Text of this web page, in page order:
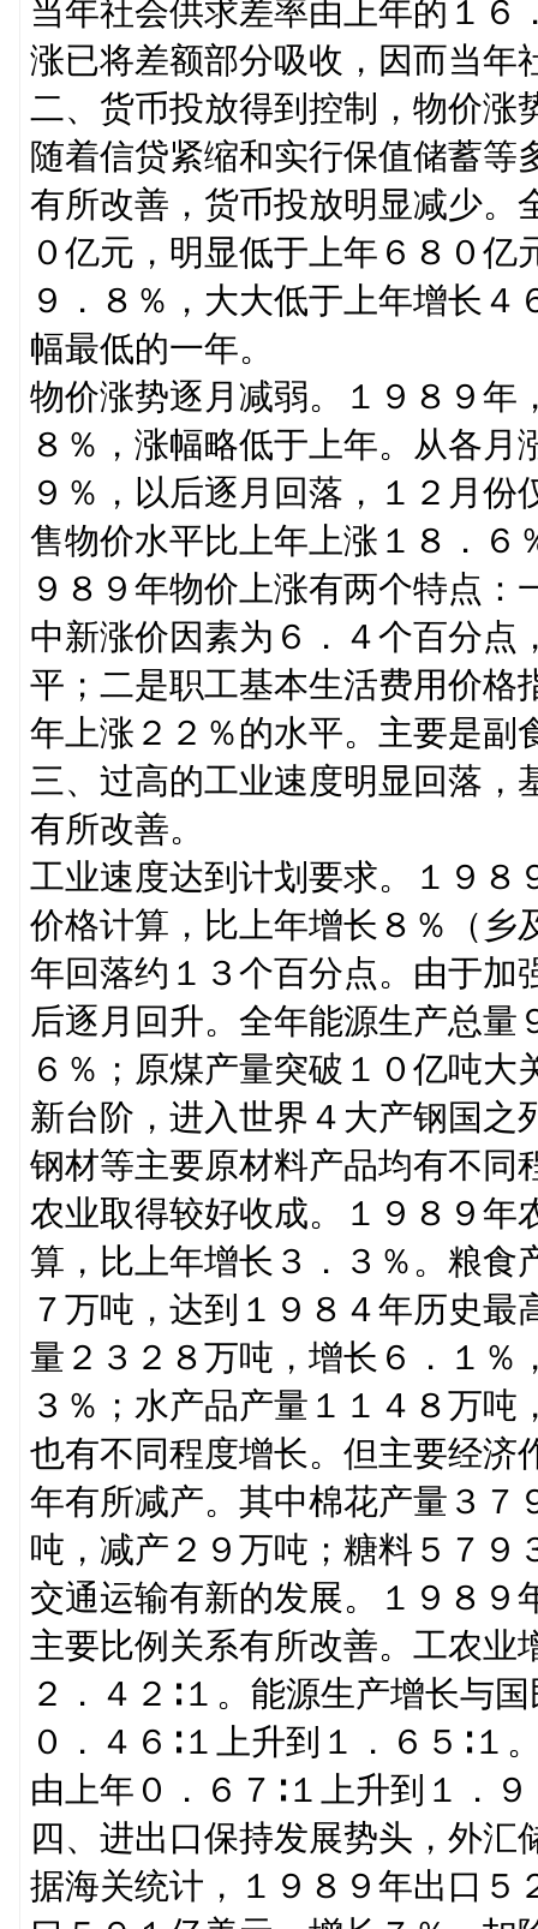
当年社会供求差率由上年的１６
涨已将差额部分吸收，因而当年
二、货币投放得到控制，物价涨
随着信贷紧缩和实行保值储蓄等
有所改善，货币投放明显减少。
０亿元，明显低于上年６８０
９．８％，大大低于上年增长
幅最低的一年。
物价涨势逐月减弱。１９８９年
８％，涨幅略低于上年。从各
９％，以后逐月回落，１２月
售物价水平比上年上涨１８．６
９８９年物价上涨有两个特点
中新涨价因素为６．４个百分点
平；二是职工基本生活费用价格
年上涨２２％的水平。主要是副
三、过高的工业速度明显回落，
有所改善。
工业速度达到计划要求。１９８
价格计算，比上年增长８％（乡
年回落约１３个百分点。由于加
后逐月回升。全年能源生产总
６％；原煤产量突破１０亿吨
新台阶，进入世界４大产钢国之
钢材等主要原材料产品均有不同
农业取得较好收成。１９８９年
算，比上年增长３．３％。粮食
７万吨，达到１９８４年历史
量２３２８万吨，增长６．１％
３％；水产品产量１１４８万
也有不同程度增长。但主要经济
年有所减产。其中棉花产量３７
吨，减产２９万吨；糖料５７９
交通运输有新的发展。１９８９
主要比例关系有所改善。工农业
２．４２∶１。能源生产增长与
０．４６∶１上升到１．６５∶１
由上年０．６７∶１上升到１．９
四、进出口保持发展势头，外汇
据海关统计，１９８９年出口５